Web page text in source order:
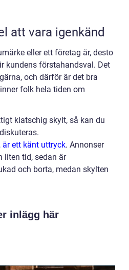
att vara igenkänd
eller ett företag är, desto
kundens förstahandsval. Det
och därför är det bra
folk hela tiden om
klatschig skylt, så kan du
ett känt uttryck. Annonser
liten tid, sedan är
och borta, medan skylten
inlägg här